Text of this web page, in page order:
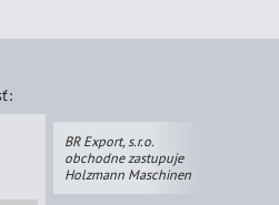
BR Export, s.r.o.
obchodne zastupuje
Holzmann Maschinen